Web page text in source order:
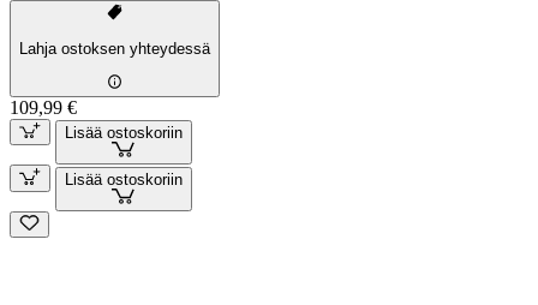
Lahja ostoksen yhteydessä
109,99 €
Lisää ostoskoriin
Lisää ostoskoriin